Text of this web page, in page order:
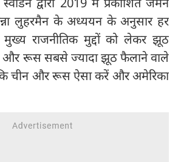
अन्ना लुहरमैन के अध्ययन के अनुसार हर
राजनीतिक मुद्दों को लेकर झूठ
रूस सबसे ज्यादा झूठ फैलाने वाले
चीन और रूस ऐसा करें और अमेरिका